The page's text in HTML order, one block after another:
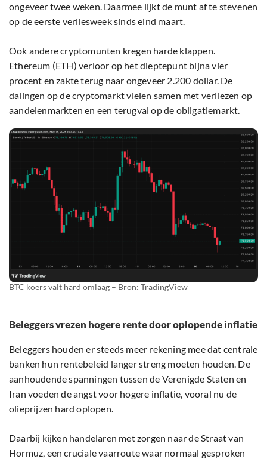
ongeveer twee weken. Daarmee lijkt de munt af te stevenen
op de eerste verliesweek sinds eind maart.
Ook andere cryptomunten kregen harde klappen.
Ethereum (ETH) verloor op het dieptepunt bijna vier
procent en zakte terug naar ongeveer 2.200 dollar. De
dalingen op de cryptomarkt vielen samen met verliezen op
aandelenmarkten en een terugval op de obligatiemarkt.
BTC koers valt hard omlaag – Bron: TradingView
Beleggers vrezen hogere rente door oplopende inflatie
Beleggers houden er steeds meer rekening mee dat centrale
banken hun rentebeleid langer streng moeten houden. De
aanhoudende spanningen tussen de Verenigde Staten en
Iran voeden de angst voor hogere inflatie, vooral nu de
olieprijzen hard oplopen.
Daarbij kijken handelaren met zorgen naar de Straat van
Hormuz, een cruciale vaarroute waar normaal gesproken